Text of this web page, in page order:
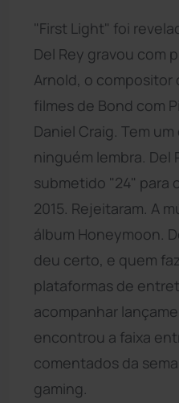
"First Light" foi
Del Rey gravou com
Arnold, o compositor
filmes de Bond com
Daniel Craig. Tem
ninguém lembra. Del
submetido "24" para
2015. Rejeitaram. A
álbum Honeymoon.
deu certo, e quem faz
plataformas de
acompanhar
encontrou a faixa
comentados da
gaming.